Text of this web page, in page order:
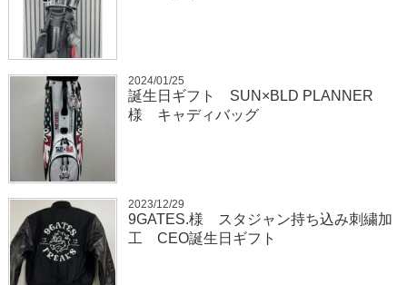
2024/01/25
誕生日ギフト SUN×BLD PLANNER
様 キャディバッグ
2023/12/29
9GATES.様 スタジャン持ち込み刺繍加
工 CEO誕生日ギフト